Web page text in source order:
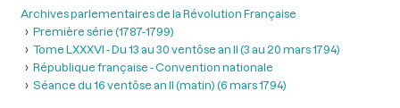
Archives parlementaires de la Révolution Française
Première série (1787-1799)
Tome LXXXVI - Du 13 au 30 ventôse an II (3 au 20 mars 1794)
République française - Convention nationale
Séance du 16 ventôse an II (matin) (6 mars 1794)